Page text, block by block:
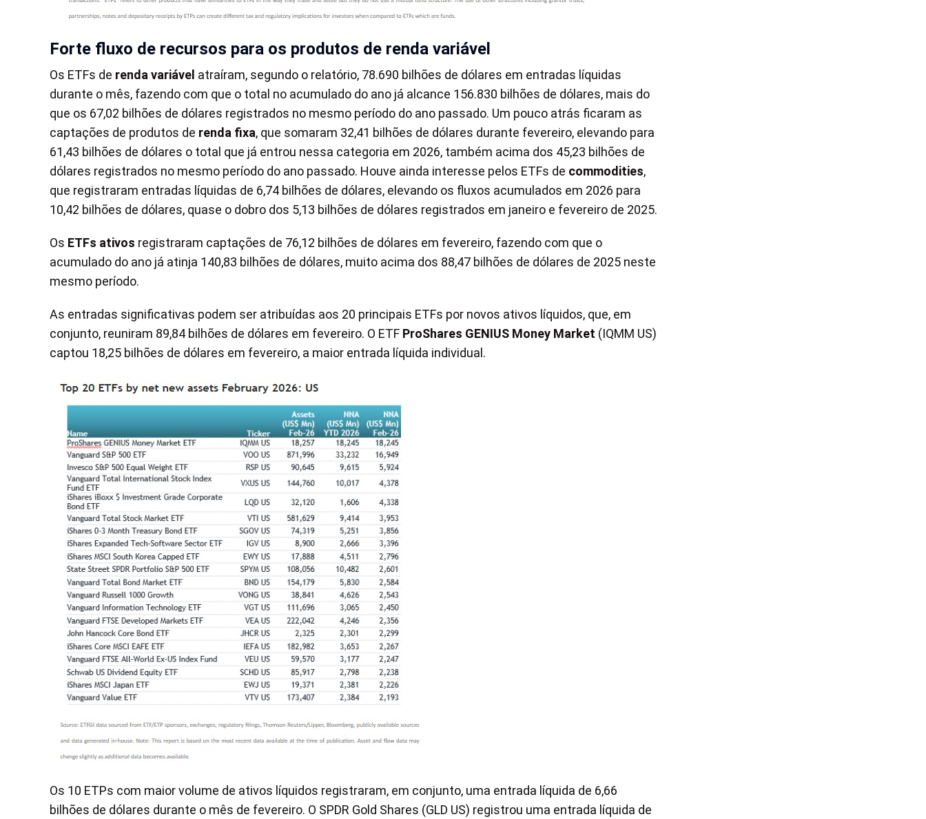
Forte fluxo de recursos para os produtos de renda variável
Os ETFs de renda variável atraíram, segundo o relatório, 78.690 bilhões de dólares em entradas líquidas
durante o mês, fazendo com que o total no acumulado do ano já alcance 156.830 bilhões de dólares, mais do
que os 67,02 bilhões de dólares registrados no mesmo período do ano passado. Um pouco atrás ficaram as
captações de produtos de renda fixa, que somaram 32,41 bilhões de dólares durante fevereiro, elevando para
61,43 bilhões de dólares o total que já entrou nessa categoria em 2026, também acima dos 45,23 bilhões de
dólares registrados no mesmo período do ano passado. Houve ainda interesse pelos ETFs de commodities,
que registraram entradas líquidas de 6,74 bilhões de dólares, elevando os fluxos acumulados em 2026 para
10,42 bilhões de dólares, quase o dobro dos 5,13 bilhões de dólares registrados em janeiro e fevereiro de 2025.
Os ETFs ativos registraram captações de 76,12 bilhões de dólares em fevereiro, fazendo com que o
acumulado do ano já atinja 140,83 bilhões de dólares, muito acima dos 88,47 bilhões de dólares de 2025 neste
mesmo período.
As entradas significativas podem ser atribuídas aos 20 principais ETFs por novos ativos líquidos, que, em
conjunto, reuniram 89,84 bilhões de dólares em fevereiro. O ETF ProShares GENIUS Money Market (IQMM US)
captou 18,25 bilhões de dólares em fevereiro, a maior entrada líquida individual.
Os 10 ETPs com maior volume de ativos líquidos registraram, em conjunto, uma entrada líquida de 6,66
bilhões de dólares durante o mês de fevereiro. O SPDR Gold Shares (GLD US) registrou uma entrada líquida de